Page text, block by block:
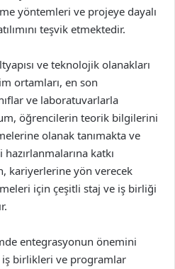
yöntemleri ve projeye dayalı
teşvik etmektedir.
ve teknolojik olanakları
ortamları, en son
ve laboratuvarlarla
öğrencilerin teorik bilgilerini
olanak tanımakta ve
katkı
kariyerlerine yön verecek
için çeşitli staj ve iş birliği
entegrasyonun önemini
iş birlikleri ve programlar